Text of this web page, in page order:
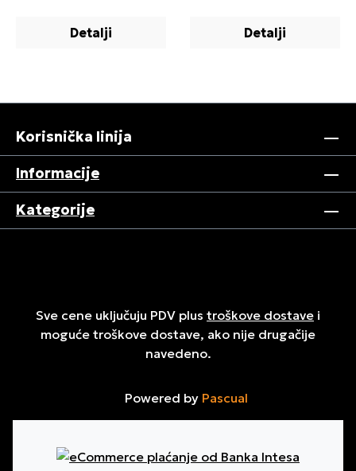
Detalji Detalji
Korisnička linija
Informacije
Kategorije
Sve cene uključuju PDV plus troškove dostave i
moguće troškove dostave, ako nije drugačije
navedeno.
Powered by Pascual